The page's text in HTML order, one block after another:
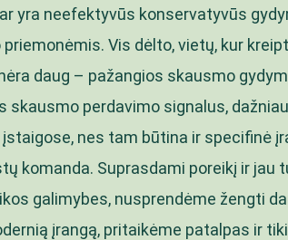
yra neefektyvūs konservatyvūs
priemonėmis. Vis dėlto, vietų, kur
daug – pažangios skausmo
skausmo perdavimo signalus,
nes tam būtina ir specifinė
komanda. Suprasdami poreikį ir jau
galimybes, nusprendėme žengti
įrangą, pritaikėme patalpas ir